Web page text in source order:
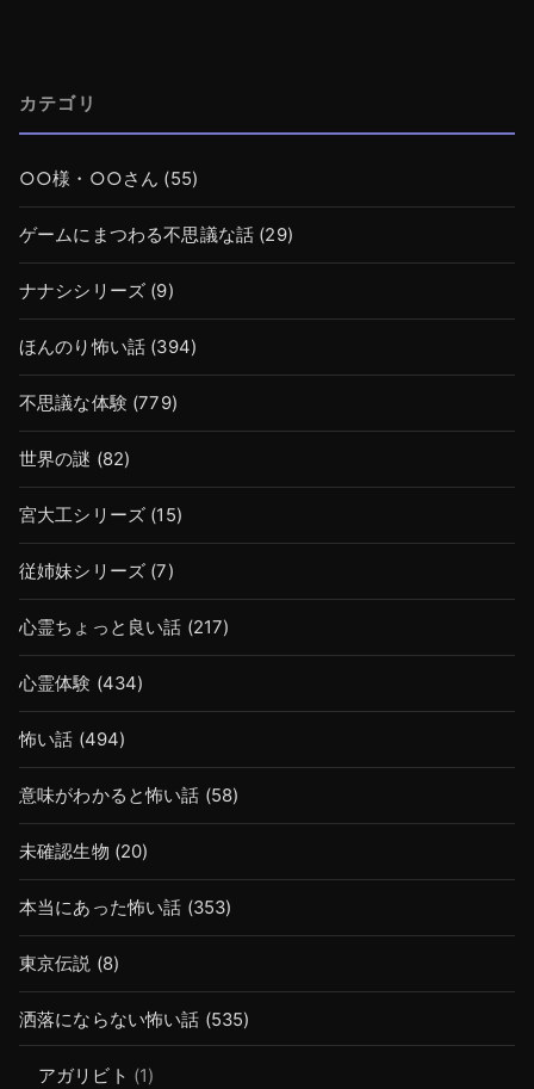
カテゴリ
○○様・○○さん (55)
ゲームにまつわる不思議な話 (29)
ナナシシリーズ (9)
ほんのり怖い話 (394)
不思議な体験 (779)
世界の謎 (82)
宮大工シリーズ (15)
従姉妹シリーズ (7)
心霊ちょっと良い話 (217)
心霊体験 (434)
怖い話 (494)
意味がわかると怖い話 (58)
未確認生物 (20)
本当にあった怖い話 (353)
東京伝説 (8)
洒落にならない怖い話 (535)
アガリビト (1)